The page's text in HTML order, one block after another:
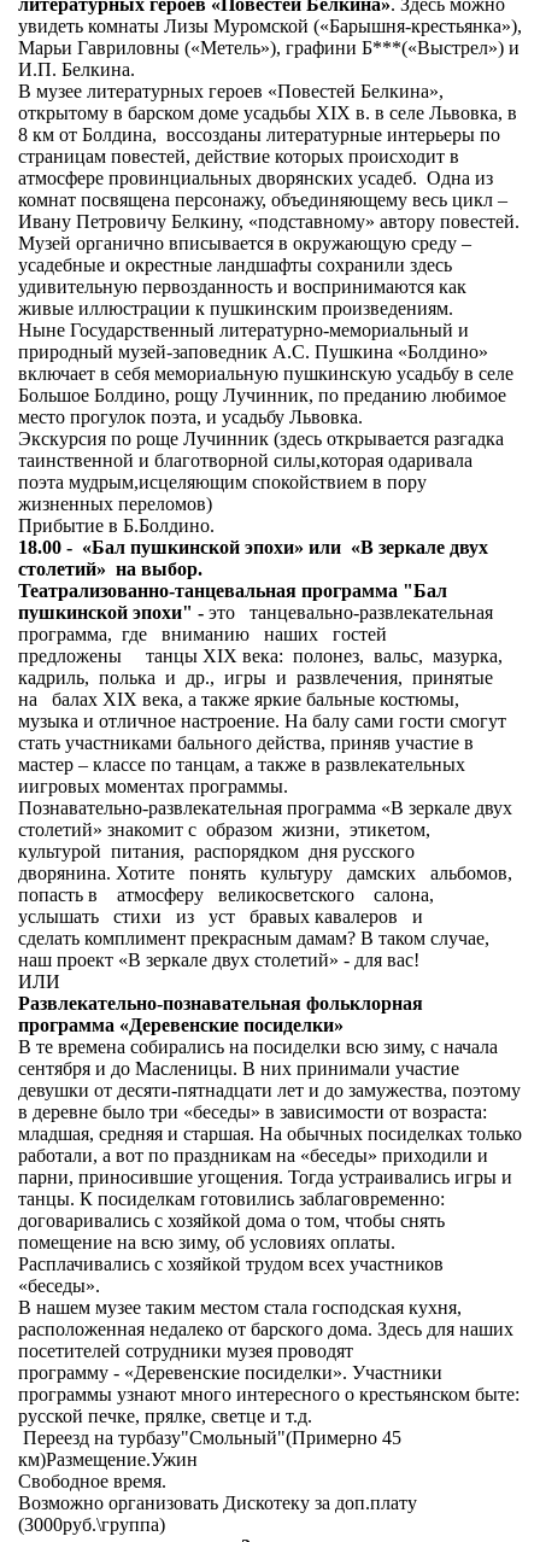
литературных героев «Повестей Белкина». Здесь можно
увидеть комнаты Лизы Муромской («Барышня-крестьянка»),
Марьи Гавриловны («Метель»), графини Б***(«Выстрел») и
И.П. Белкина.
В музее литературных героев «Повестей Белкина»,
открытому в барском доме усадьбы XIX в. в селе Львовка, в
8 км от Болдина, воссозданы литературные интерьеры по
страницам повестей, действие которых происходит в
атмосфере провинциальных дворянских усадеб. Одна из
комнат посвящена персонажу, объединяющему весь цикл –
Ивану Петровичу Белкину, «подставному» автору повестей.
Музей органично вписывается в окружающую среду –
усадебные и окрестные ландшафты сохранили здесь
удивительную первозданность и воспринимаются как
живые иллюстрации к пушкинским произведениям.
Ныне Государственный литературно-мемориальный и
природный музей-заповедник А.С. Пушкина «Болдино»
включает в себя мемориальную пушкинскую усадьбу в селе
Большое Болдино, рощу Лучинник, по преданию любимое
место прогулок поэта, и усадьбу Львовка.
Экскурсия по роще Лучинник (здесь открывается разгадка
таинственной и благотворной силы,которая одаривала
поэта мудрым,исцеляющим спокойствием в пору
жизненных переломов)
Прибытие в Б.Болдино.
18.00 - «Бал пушкинской эпохи» или «В зеркале двух
столетий» на выбор.
Театрализованно-танцевальная программа "Бал
пушкинской эпохи" - это танцевально-развлекательная
программа, где вниманию наших гостей
предложены танцы XIX века: полонез, вальс, мазурка,
кадриль, полька и др., игры и развлечения, принятые
на балах XIX века, а также яркие бальные костюмы,
музыка и отличное настроение. На балу сами гости смогут
стать участниками бального действа, приняв участие в
мастер – классе по танцам, а также в развлекательных
иигровых моментах программы.
Познавательно-развлекательная программа «В зеркале двух
столетий» знакомит с образом жизни, этикетом,
культурой питания, распорядком дня русского
дворянина. Хотите понять культуру дамских альбомов,
попасть в атмосферу великосветского салона,
услышать стихи из уст бравых кавалеров и
сделать комплимент прекрасным дамам? В таком случае,
наш проект «В зеркале двух столетий» - для вас!
ИЛИ
Развлекательно-познавательная фольклорная
программа «Деревенские посиделки»
В те времена собирались на посиделки всю зиму, с начала
сентября и до Масленицы. В них принимали участие
девушки от десяти-пятнадцати лет и до замужества, поэтому
в деревне было три «беседы» в зависимости от возраста:
младшая, средняя и старшая. На обычных посиделках только
работали, а вот по праздникам на «беседы» приходили и
парни, приносившие угощения. Тогда устраивались игры и
танцы. К посиделкам готовились заблаговременно:
договаривались с хозяйкой дома о том, чтобы снять
помещение на всю зиму, об условиях оплаты.
Расплачивались с хозяйкой трудом всех участников
«беседы».
В нашем музее таким местом стала господская кухня,
расположенная недалеко от барского дома. Здесь для наших
посетителей сотрудники музея проводят
программу - «Деревенские посиделки». Участники
программы узнают много интересного о крестьянском быте:
русской печке, прялке, светце и т.д.
Переезд на турбазу"Смольный"(Примерно 45
км)Размещение.Ужин
Свободное время.
Возможно организовать Дискотеку за доп.плату
(3000руб.\группа)